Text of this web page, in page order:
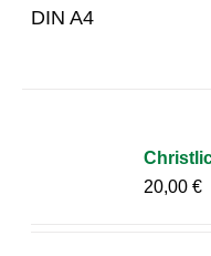
DIN A4
20,00€